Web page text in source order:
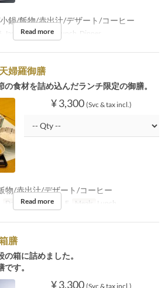
鍋/飯物/赤出汁/デザート/コーヒー
Jan 05 ~ Meals Lunch, Dinner
Read more
婦羅御膳
食材を詰め込んだランチ限定の御膳。
¥ 3,300 (Svc & tax incl.)
物/赤出汁/デザート/コーヒー
Days M, Tu, W, Th, F Meals Lunch
Read more
膳
箱に詰めました。
す。
¥ 3,300 (Svc & tax incl.)